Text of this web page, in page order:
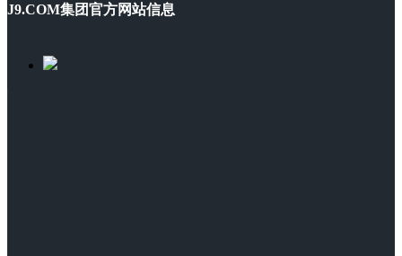
J9.COM集团官方网站信息